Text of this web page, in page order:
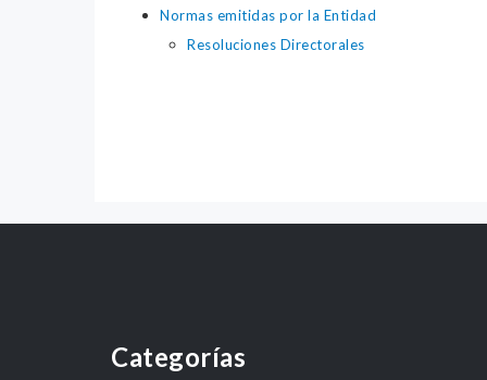
Normas emitidas por la Entidad
Resoluciones Directorales
Categorías